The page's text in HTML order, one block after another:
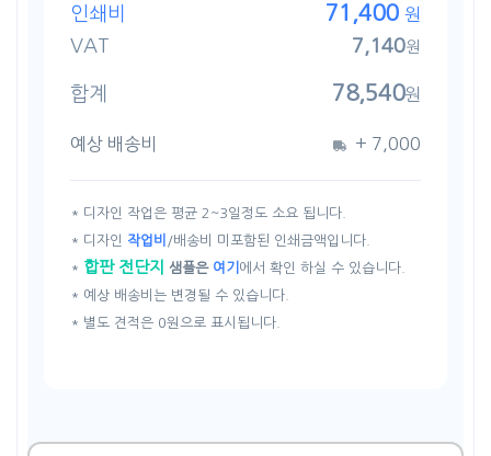
인쇄비 71,400 원
VAT 7,140원
합계 78,540원
예상 배송비 + 7,000
* 디자인 작업은 평균 2~3일정도 소요 됩니다.
* 디자인 작업비 /배송비 미포함된 인쇄금액입니다.
* 합판 전단지 샘플은 여기 에서 확인 하실 수 있습니다.
* 예상 배송비는 변경될 수 있습니다.
* 별도 견적은 0원으로 표시됩니다.